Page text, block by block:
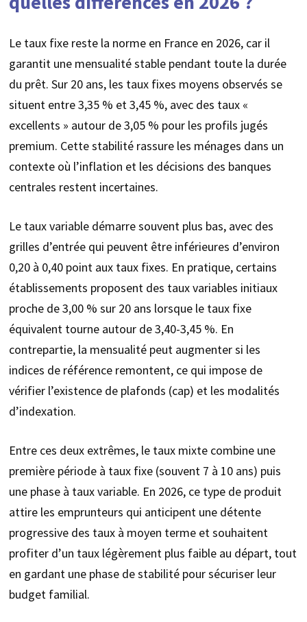
Le taux fixe reste la norme en France en 2026, car il
garantit une mensualité stable pendant toute la durée
du prêt. Sur 20 ans, les taux fixes moyens observés se
situent entre 3,35 % et 3,45 %, avec des taux «
excellents » autour de 3,05 % pour les profils jugés
premium. Cette stabilité rassure les ménages dans un
contexte où l’inflation et les décisions des banques
centrales restent incertaines.
Le taux variable démarre souvent plus bas, avec des
grilles d’entrée qui peuvent être inférieures d’environ
0,20 à 0,40 point aux taux fixes. En pratique, certains
établissements proposent des taux variables initiaux
proche de 3,00 % sur 20 ans lorsque le taux fixe
équivalent tourne autour de 3,40-3,45 %. En
contrepartie, la mensualité peut augmenter si les
indices de référence remontent, ce qui impose de
vérifier l’existence de plafonds (cap) et les modalités
d’indexation.
Entre ces deux extrêmes, le taux mixte combine une
première période à taux fixe (souvent 7 à 10 ans) puis
une phase à taux variable. En 2026, ce type de produit
attire les emprunteurs qui anticipent une détente
progressive des taux à moyen terme et souhaitent
profiter d’un taux légèrement plus faible au départ, tout
en gardant une phase de stabilité pour sécuriser leur
budget familial.